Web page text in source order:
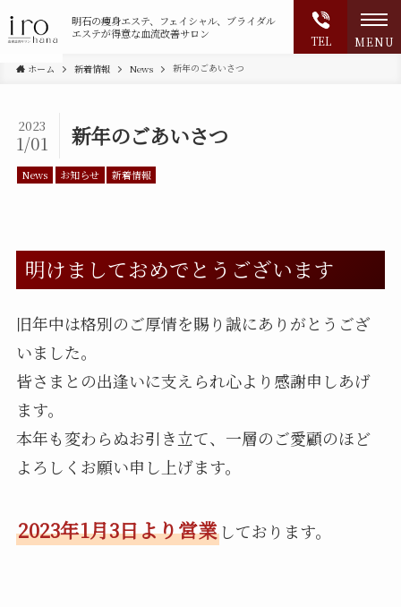
明石の痩身エステ、フェイシャル、ブライダル
エステが得意な血流改善サロン
TEL MENU
ホーム 新着情報 News 新年のごあいさつ
新年のごあいさつ
2023
1/01
News お知らせ 新着情報
明けましておめでとうございます
旧年中は格別のご厚情を賜り誠にありがとうござ
いました。
皆さまとの出逢いに支えられ心より感謝申しあげ
ます。
本年も変わらぬお引き立て、一層のご愛顧のほど
よろしくお願い申し上げます。
2023年1月3日より営業しております。